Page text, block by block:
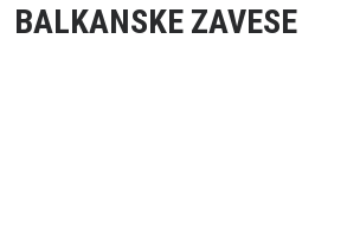
BALKANSKE ZAVESE